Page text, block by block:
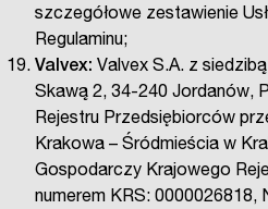
szczegółowe zestawienie
Regulaminu;
Valvex: Valvex S.A. z
Skawą 2, 34-240 Jordanów,
Rejestru Przedsiębiorców
Krakowa – Śródmieścia w
Gospodarczy Krajowego
numerem KRS: 0000026818,